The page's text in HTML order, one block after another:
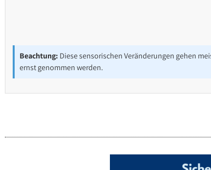
Beachtung: Diese sensorischen Veränderungen gehen
ernst genommen werden.